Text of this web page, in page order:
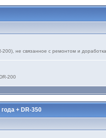
200), не связанное с ремонтом и
200
+ DR-350